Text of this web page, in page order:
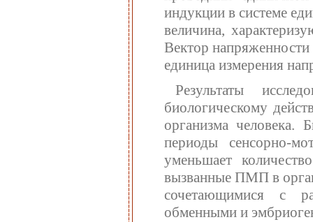
индукции в системе
величина,
Вектор
единица измерения
Результаты
биологическому
организма человека.
периоды сенсорно-
уменьшает
вызванные ПМП в
сочетающимися с
обменными и